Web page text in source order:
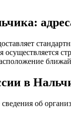
осуществляется
в
об